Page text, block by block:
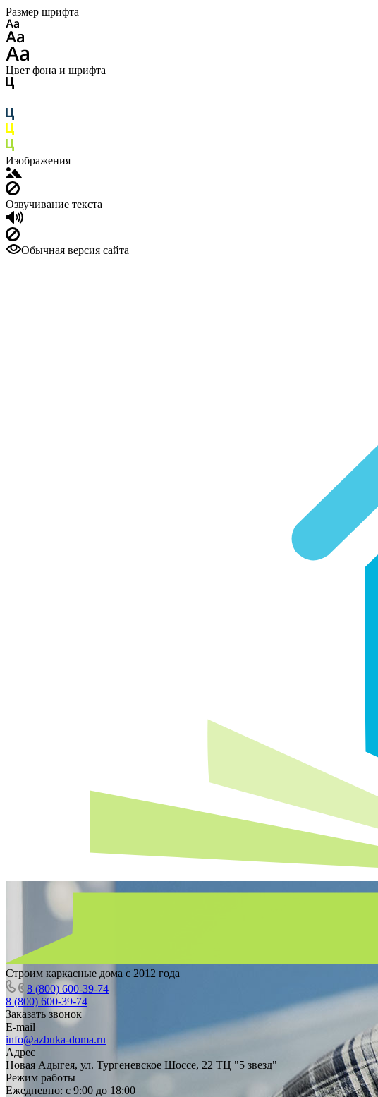
Размер шрифта
Цвет фона и шрифта
Изображения
Озвучивание текста
Обычная версия сайта
Строим каркасные дома с 2012 года
8 (800) 600-39-74
8 (800) 600-39-74
Заказать звонок
E-mail
info@azbuka-doma.ru
Адрес
Новая Адыгея, ул. Тургеневское Шоссе, 22 ТЦ "5 звезд"
Режим работы
Ежедневно: с 9:00 до 18:00